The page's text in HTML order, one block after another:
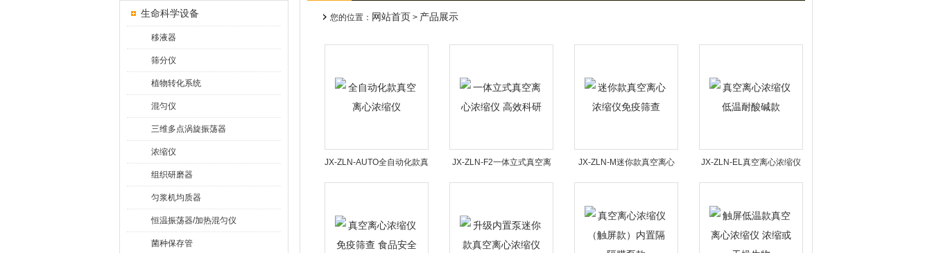
生命科学设备
移液器
筛分仪
植物转化系统
混匀仪
三维多点涡旋振荡器
浓缩仪
组织研磨器
匀浆机均质器
恒温振荡器/加热混匀仪
菌种保存管
您的位置： 网站首页 > 产品展示
JX-ZLN-AUTO全自动化款真
空离心浓缩仪
JX-ZLN-F2一体立式真空离
心浓缩仪 高效科研
JX-ZLN-M迷你款真空离心
浓缩仪免疫筛查
JX-ZLN-EL真空离心浓缩仪
低温耐酸碱款